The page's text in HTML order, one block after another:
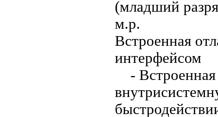
(младший
м.р.
Встроенная
интерфейсом
- Встроенная